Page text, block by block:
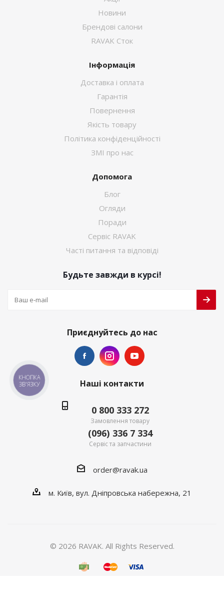
Новини
Брендові салони
RAVAK Сток
Інформація
Доставка і оплата
Гарантія
Повернення
Якість товару
Політика конфіденційності
ЗМІ про нас
Допомога
Блог
Огляди
Поради
Сервіс RAVAK
Часті питання та відповіді
Будьте завжди в курсі!
Приєднуйтесь до нас
Наші контакти
0 800 333 272
Замовлення товару
(096) 336 7 334
Сервіс та запчастини
order@ravak.ua
м. Київ, вул. Дніпровська набережна, 21
© 2026 RAVAK. All Rights Reserved.
КНОПКА
ЗВ'ЯЗКУ